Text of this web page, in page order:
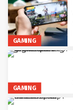
GAMING
GAMING